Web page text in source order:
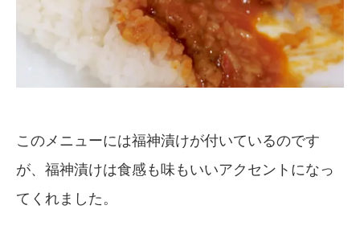
このメニューには福神漬けが付いているのです
が、福神漬けは食感も味もいいアクセントになっ
てくれました。